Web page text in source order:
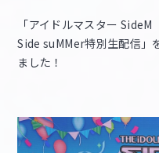
マイデスク設定変更
「アイドルマスター
Side suMMer特別生配信」
ました！